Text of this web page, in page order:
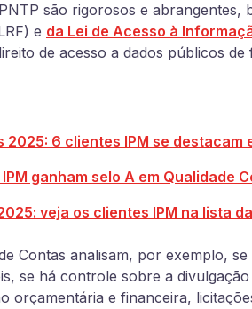
são rigorosos e abrangentes,
e da Lei de Acesso à
de acesso a dados públicos de
2025: 6 clientes IPM se destacam
ganham selo A em Qualidade
veja os clientes IPM na lista
Contas analisam, por exemplo,
se há controle sobre a
orçamentária e financeira,